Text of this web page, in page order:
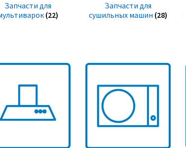
Запчасти для
(22)
Запчасти для
сушильных машин (28)